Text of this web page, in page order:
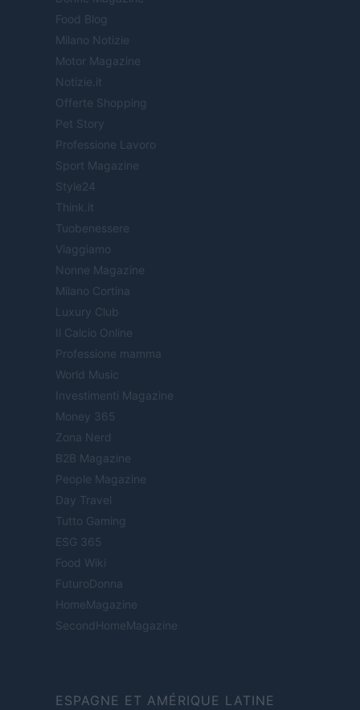
Food Blog
Milano Notizie
Motor Magazine
Notizie.it
Offerte Shopping
Pet Story
Professione Lavoro
Sport Magazine
Style24
Think.it
Tuobenessere
Viaggiamo
Nonne Magazine
Milano Cortina
Luxury Club
Il Calcio Online
Professione mamma
World Music
Investimenti Magazine
Money 365
Zona Nerd
B2B Magazine
People Magazine
Day Travel
Tutto Gaming
ESG 365
Food Wiki
FuturoDonna
HomeMagazine
SecondHomeMagazine
ESPAGNE ET AMÉRIQUE LATINE